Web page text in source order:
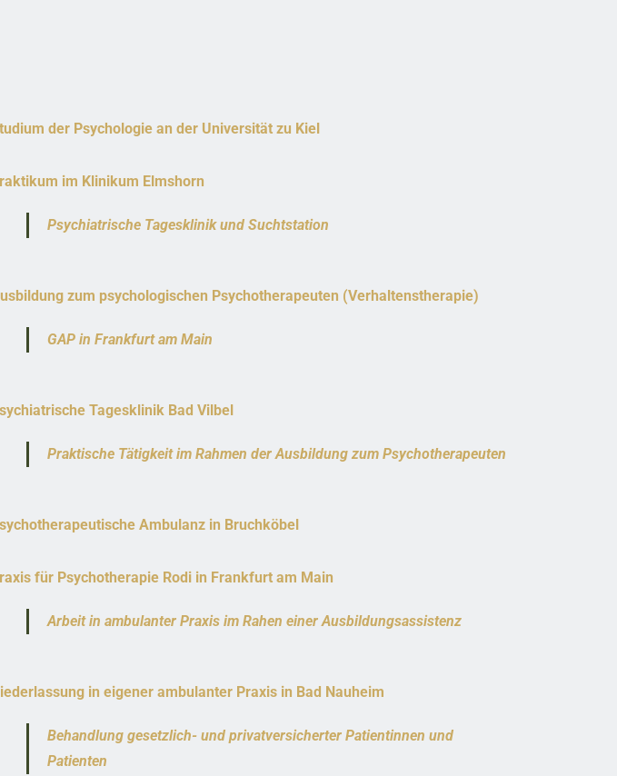
der Psychologie an der Universität zu Kiel
im Klinikum Elmshorn
Psychiatrische Tagesklinik und Suchtstation
zum psychologischen Psychotherapeuten (Verhaltenstherapie)
GAP in Frankfurt am Main
Tagesklinik Bad Vilbel
Praktische Tätigkeit im Rahmen der Ausbildung zum Psychotherapeuten
Ambulanz in Bruchköbel
für Psychotherapie Rodi in Frankfurt am Main
Arbeit in ambulanter Praxis im Rahen einer Ausbildungsassistenz
in eigener ambulanter Praxis in Bad Nauheim
Behandlung gesetzlich- und privatversicherter Patientinnen und
Patienten